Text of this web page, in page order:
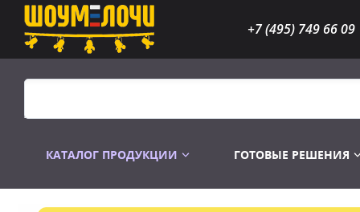
+7 (495) 749 66 09
КАТАЛОГ ПРОДУКЦИИ ГОТОВЫЕ РЕШЕНИЯ